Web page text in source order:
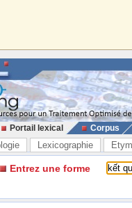
Portail lexical Corpus
Lexicographie
Entrez une forme